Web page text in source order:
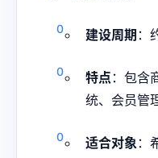
建设周期 ：
特点 ：包含
统、会员管
适合对象：